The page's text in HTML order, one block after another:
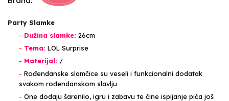
Party Slamke
- Dužina slamke: 26cm
- Tema: LOL Surprise
- Materijal: /
- Rođendanske slamčice su veseli i funkcionalni dodatak
svakom rođendanskom slavlju
- One dodaju šarenilo, igru i zabavu te čine ispijanje pića još